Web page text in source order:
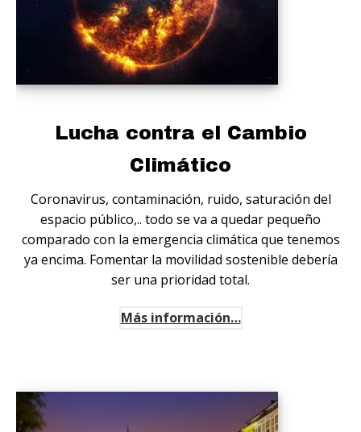
Lucha contra el Cambio
Climático
Coronavirus, contaminación, ruido, saturación del
espacio público,.. todo se va a quedar pequeño
comparado con la emergencia climática que tenemos
ya encima. Fomentar la movilidad sostenible debería
ser una prioridad total.
Más información…